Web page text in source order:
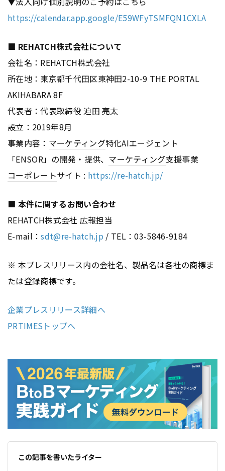
https://calendar.app.google/E59WFyTSMFQN1CXLA
■ REHATCH株式会社について
会社名：REHATCH株式会社
所在地：東京都千代田区東神田2-10-9 THE PORTAL
AKIHABARA 8F
代表者：代表取締役 迫田 亮太
設立：2019年8月
事業内容： マーケティング特化AIエージェント
「ENSOR」の開発・提供、 マーケティング支援事業
コーポレートサイト : https://re-hatch.jp/
■ 本件に関するお問い合わせ
REHATCH株式会社 広報担当
E-mail：sdt@re-hatch.jp / TEL：03-5846-9184
※ 本プレスリリース内の会社名、製品名は各社の商標ま
たは登録商標です。
企業プレスリリース詳細へ
PRTIMESトップへ
この記事を書いたライター